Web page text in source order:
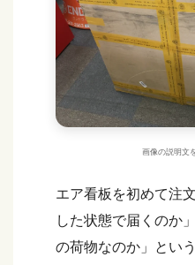
画像の説明文
エア看板を初めて注
した状態で届くのか
の荷物なのか」とい